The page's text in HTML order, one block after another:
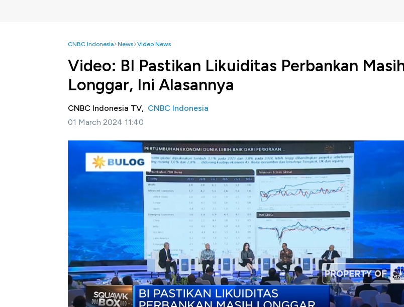
CNBC Indonesia News Video News
Video: BI Pastikan Likuiditas Perbankan
Longgar, Ini Alasannya
CNBC Indonesia TV, CNBC Indonesia
01 March 2024 11:40
Jakarta, CNBC Indonesia -Bank Indonesia memastikan likuiditas perbankan masih longgar
beberapa bulan belakangan dana simpanan di perbankan sempat tumbuh melambat jauh di
kinerja pertumbuhan kredit bank yang makin meningkat.
Informasi selengkapnya dalam program Squawk Box CNBC Indonesia, Jumat (01/03/2024)
Bagikan:
#bank indonesia #likuiditas perbankan